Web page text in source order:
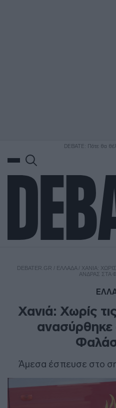
DEBATE: Πότε θα
DEBATER.GR / ΕΛΛΑΔΑ/ ΧΑΝΙΆ:
ΆΝΔΡΑΣ ΣΤΑ
Χανιά: Χωρίς
Άμεσα έσπευσε στο